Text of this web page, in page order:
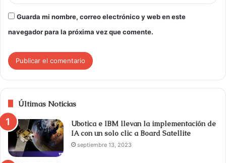
Guarda mi nombre, correo electrónico y web en este
navegador para la próxima vez que comente.
Últimas Noticias
Ubotica e IBM llevan la implementación de
IA con un solo clic a Board Satellite
septiembre 13, 2023